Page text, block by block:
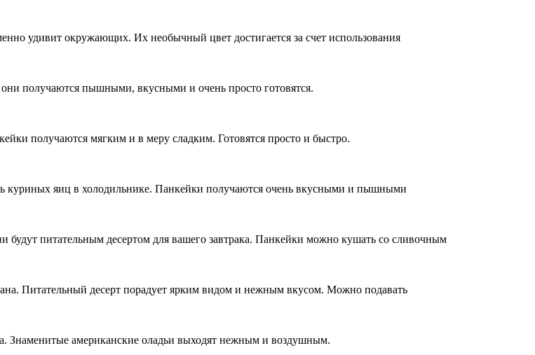
удивит окружающих. Их необычный цвет достигается за счет использования
получаются пышными, вкусными и очень просто готовятся.
получаются мягким и в меру сладким. Готовятся просто и быстро.
куриных яиц в холодильнике. Панкейки получаются очень вкусными и пышными
питательным десертом для вашего завтрака. Панкейки можно кушать со сливочным
Питательный десерт порадует ярким видом и нежным вкусом. Можно подавать
Знаменитые американские оладьи выходят нежным и воздушным.